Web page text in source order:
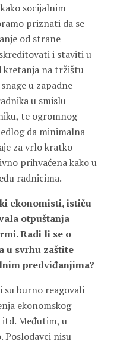
socijalnim
priznati da se
od strane
i staviti u
kretanja na tržištu
u zapadne
u smislu
te ogromnog
da minimalna
za vrlo kratko
prihvaćena kako u
radnicima.
ekonomisti, ističu
otpuštanja
Radi li se o
u svrhu zaštite
predviđanjima?
su burno reagovali
ekonomskog
itd. Međutim, u
Poslodavci nisu